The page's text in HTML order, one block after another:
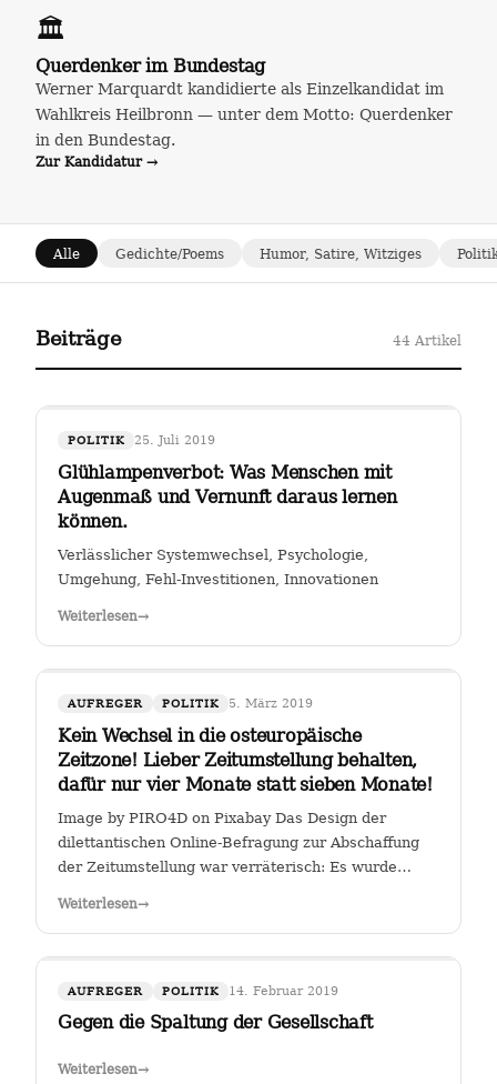
🏛️
Querdenker im Bundestag
Werner Marquardt kandidierte als Einzelkandidat im
Wahlkreis Heilbronn — unter dem Motto: Querdenker
in den Bundestag.
Zur Kandidatur →
Alle Gedichte/Poems Humor, Satire, Witziges
Beiträge 44 Artikel
POLITIK 25. Juli 2019
Glühlampenverbot: Was Menschen mit
Augenmaß und Vernunft daraus lernen
können.
Verlässlicher Systemwechsel, Psychologie,
Umgehung, Fehl-Investitionen, Innovationen
Weiterlesen→
AUFREGER POLITIK 5. März 2019
Kein Wechsel in die osteuropäische
Zeitzone! Lieber Zeitumstellung behalten,
dafür nur vier Monate statt sieben Monate!
Image by PIRO4D on Pixabay Das Design der
dilettantischen Online-Befragung zur Abschaffung
der Zeitumstellung war verräterisch: Es wurde
Weiterlesen→
AUFREGER POLITIK 14. Februar 2019
Gegen die Spaltung der Gesellschaft
Weiterlesen→